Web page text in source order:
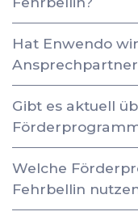
Hat Enwendo
Gibt es aktuell
Welche
Fehrbellin